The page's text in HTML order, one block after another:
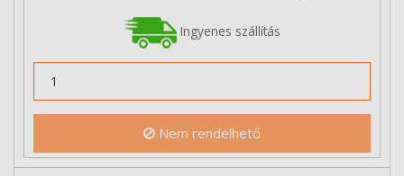
Ingyenes szállítás
Nem rendelhető